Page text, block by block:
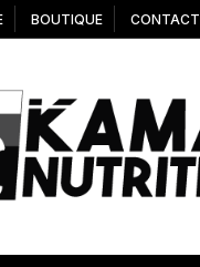
BOUTIQUE CONTACT